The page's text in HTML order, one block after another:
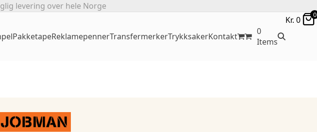
levering over hele Norge
PakketapeReklamepennerTransfermerkerTrykksakerKontakt
0
Items
Kr. 0 0